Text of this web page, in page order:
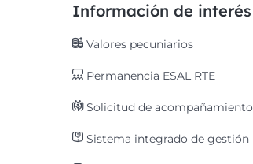
Información de interés
Valores pecuniarios
Permanencia ESAL RTE
Solicitud de acompañamiento
Sistema integrado de gestión